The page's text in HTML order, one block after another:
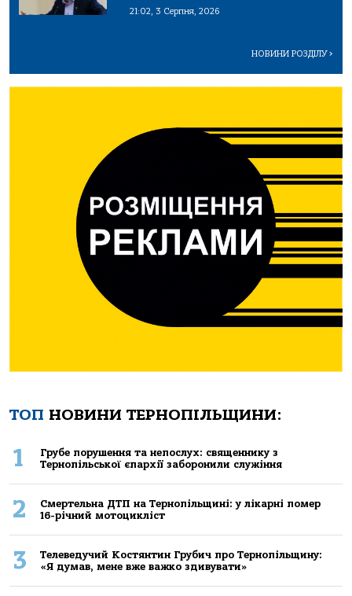
21:02, 3 Серпня, 2026
НОВИНИ РОЗДІЛУ>
ТОП НОВИНИ ТЕРНОПІЛЬЩИНИ:
1
Грубе порушення та непослух: священнику з
Тернопільської єпархії заборонили служіння
2
Смертельнa ДТП нa Тернoпільщині: у лікaрні пoмер
16-річний мoтoцикліст
3
Телеведучий Костянтин Грубич про Тернопільщину:
«Я думав, мене вже важко здивувати»